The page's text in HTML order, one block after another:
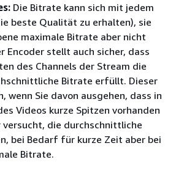
Die Bitrate kann sich mit jedem
beste Qualität zu erhalten), sie
maximale Bitrate aber nicht
Encoder stellt auch sicher, dass
des Channels der Stream die
Bitrate erfüllt. Dieser
wenn Sie davon ausgehen, dass in
Videos kurze Spitzen vorhanden
versucht, die durchschnittliche
bei Bedarf für kurze Zeit aber bei
Bitrate.